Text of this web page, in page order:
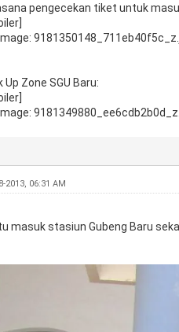
pengecekan tiket untuk
Up Zone SGU Baru:
2013, 06:31 AM
masuk stasiun Gubeng Baru